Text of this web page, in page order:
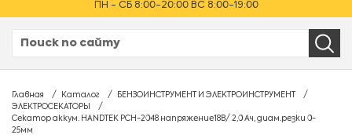
ПН - СБ 8:00-20:00 ВС 8:00-19:00
Главная Каталог
БЕНЗОИНСТРУМЕНТ И ЭЛЕКТРОИНСТРУМЕНТ
ЭЛЕКТРОСЕКАТОРЫ
Секатор аккум. HANDTEK PCH-2048 напряжение18В/ 2,0 Ач, диам.резки 0-
25мм